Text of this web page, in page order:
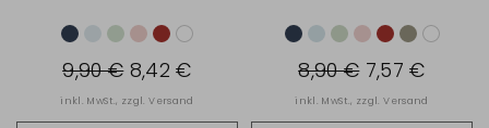
9,90 € 8,42 €
inkl. MwSt., zzgl.Versand
8,90 € 7,57 €
inkl. MwSt., zzgl.Versand